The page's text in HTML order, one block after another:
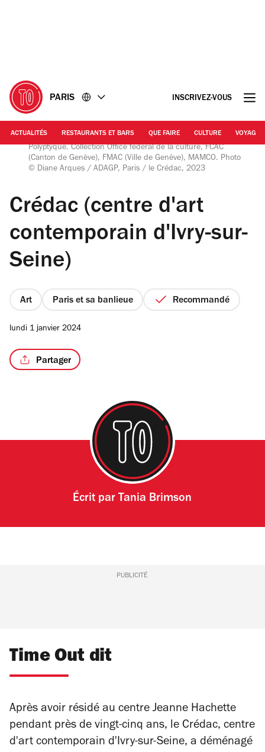
PARIS INSCRIVEZ-VOUS
ACTUALITÉS RESTAURANTS ET BARS QUE FAIRE CULTURE VOYAGE
© Caroline Bachmann, « Le matin », 2022. Huile sur toiles.
Polyptyque. Collection Office fédéral de la culture, FCAC
(Canton de Genève), FMAC (Ville de Genève), MAMCO. Photo
© Diane Arques / ADAGP, Paris / le Crédac, 2023
Crédac (centre d'art
contemporain d'Ivry-sur-
Seine)
Art Paris et sa banlieue Recommandé
lundi 1 janvier 2024
Partager
Écrit par Tania Brimson
PUBLICITÉ
Time Out dit
Après avoir résidé au centre Jeanne Hachette
pendant près de vingt-cinq ans, le Crédac, centre
d'art contemporain d'Ivry-sur-Seine, a déménagé